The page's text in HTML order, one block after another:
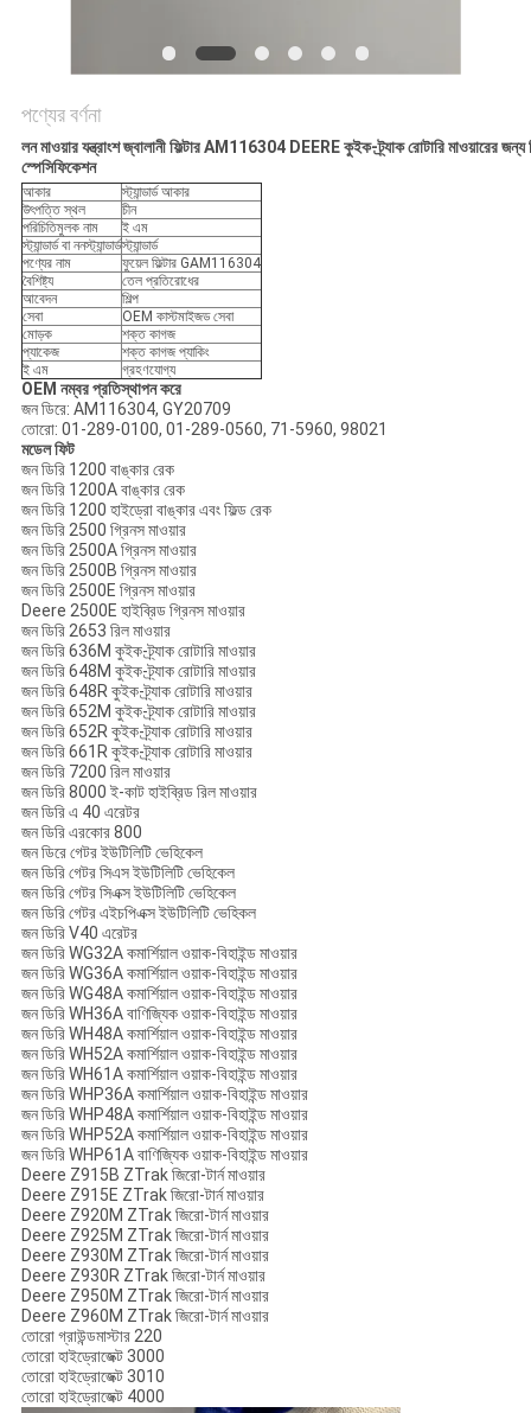
পণ্যের বর্ণনা
লন মাওয়ার যন্ত্রাংশ জ্বালানী ফিল্টার AM116304 DEERE কুইক-ট্র্যাক রোটারি মাওয়ারের জন্য
স্পেসিফিকেশন
আকার
স্ট্যান্ডার্ড আকার
উৎপত্তি স্থল
চীন
পরিচিতিমুলক নাম
ই এম
স্ট্যান্ডার্ড বা ননস্ট্যান্ডার্ডস্ট্যান্ডার্ড
পণ্যের নাম
ফুয়েল ফিল্টার GAM116304
বৈশিষ্ট্য
তেল প্রতিরোধের
আবেদন
শিল্প
সেবা
OEM কাস্টমাইজড সেবা
মোড়ক
শক্ত কাগজ
প্যাকেজ
শক্ত কাগজ প্যাকিং
ই এম
গ্রহণযোগ্য
OEM নম্বর প্রতিস্থাপন করে
জন ডিরে: AM116304, GY20709
তোরো: 01-289-0100, 01-289-0560, 71-5960, 98021
মডেল ফিট
জন ডিরি 1200 বাঙ্কার রেক
জন ডিরি 1200A বাঙ্কার রেক
জন ডিরি 1200 হাইড্রো বাঙ্কার এবং ফিল্ড রেক
জন ডিরি 2500 গ্রিনস মাওয়ার
জন ডিরি 2500A গ্রিনস মাওয়ার
জন ডিরি 2500B গ্রিনস মাওয়ার
জন ডিরি 2500E গ্রিনস মাওয়ার
Deere 2500E হাইব্রিড গ্রিনস মাওয়ার
জন ডিরি 2653 রিল মাওয়ার
জন ডিরি 636M কুইক-ট্র্যাক রোটারি মাওয়ার
জন ডিরি 648M কুইক-ট্র্যাক রোটারি মাওয়ার
জন ডিরি 648R কুইক-ট্র্যাক রোটারি মাওয়ার
জন ডিরি 652M কুইক-ট্র্যাক রোটারি মাওয়ার
জন ডিরি 652R কুইক-ট্র্যাক রোটারি মাওয়ার
জন ডিরি 661R কুইক-ট্র্যাক রোটারি মাওয়ার
জন ডিরি 7200 রিল মাওয়ার
জন ডিরি 8000 ই-কাট হাইব্রিড রিল মাওয়ার
জন ডিরি এ 40 এরেটর
জন ডিরি এরকোর 800
জন ডিরে গেটর ইউটিলিটি ভেহিকেল
জন ডিরি গেটর সিএস ইউটিলিটি ভেহিকেল
জন ডিরি গেটর সিএক্স ইউটিলিটি ভেহিকেল
জন ডিরি গেটর এইচপিএক্স ইউটিলিটি ভেহিকল
জন ডিরি V40 এরেটর
জন ডিরি WG32A কমার্শিয়াল ওয়াক-বিহাইন্ড মাওয়ার
জন ডিরি WG36A কমার্শিয়াল ওয়াক-বিহাইন্ড মাওয়ার
জন ডিরি WG48A কমার্শিয়াল ওয়াক-বিহাইন্ড মাওয়ার
জন ডিরি WH36A বাণিজ্যিক ওয়াক-বিহাইন্ড মাওয়ার
জন ডিরি WH48A কমার্শিয়াল ওয়াক-বিহাইন্ড মাওয়ার
জন ডিরি WH52A কমার্শিয়াল ওয়াক-বিহাইন্ড মাওয়ার
জন ডিরি WH61A কমার্শিয়াল ওয়াক-বিহাইন্ড মাওয়ার
জন ডিরি WHP36A কমার্শিয়াল ওয়াক-বিহাইন্ড মাওয়ার
জন ডিরি WHP48A কমার্শিয়াল ওয়াক-বিহাইন্ড মাওয়ার
জন ডিরি WHP52A কমার্শিয়াল ওয়াক-বিহাইন্ড মাওয়ার
জন ডিরি WHP61A বাণিজ্যিক ওয়াক-বিহাইন্ড মাওয়ার
Deere Z915B ZTrak জিরো-টার্ন মাওয়ার
Deere Z915E ZTrak জিরো-টার্ন মাওয়ার
Deere Z920M ZTrak জিরো-টার্ন মাওয়ার
Deere Z925M ZTrak জিরো-টার্ন মাওয়ার
Deere Z930M ZTrak জিরো-টার্ন মাওয়ার
Deere Z930R ZTrak জিরো-টার্ন মাওয়ার
Deere Z950M ZTrak জিরো-টার্ন মাওয়ার
Deere Z960M ZTrak জিরো-টার্ন মাওয়ার
তোরো গ্রাউন্ডমাস্টার 220
তোরো হাইড্রোজেক্ট 3000
তোরো হাইড্রোজেক্ট 3010
তোরো হাইড্রোজেক্ট 4000